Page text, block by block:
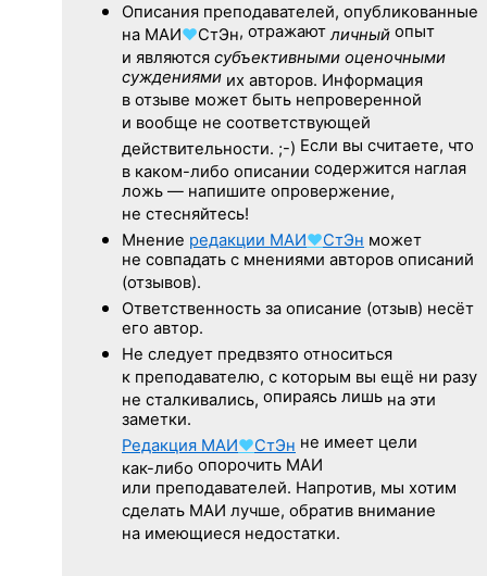
Описания преподавателей, опубликованные
на МАИ♥СтЭн, отражают личный опыт
и являются субъективными оценочными
суждениями их авторов. Информация
в отзыве может быть непроверенной
и вообще не соответствующей
действительности. ;-) Если вы считаете, что
в каком-либо описании содержится наглая
ложь — напишите опровержение,
не стесняйтесь!
Мнение редакции МАИ♥СтЭн может
не совпадать с мнениями авторов описаний
(отзывов).
Ответственность за описание (отзыв) несёт
его автор.
Не следует предвзято относиться
к преподавателю, с которым вы ещё ни разу
не сталкивались, опираясь лишь на эти
заметки.
Редакция МАИ♥СтЭн не имеет цели
как-либо опорочить МАИ
или преподавателей. Напротив, мы хотим
сделать МАИ лучше, обратив внимание
на имеющиеся недостатки.